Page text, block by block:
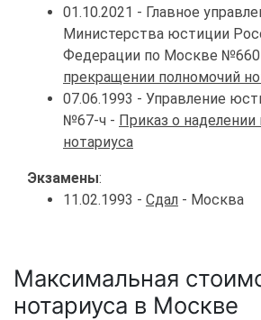
01.10.2021 - Главное
Министерства юстиции
Федерации по Москве
прекращении полномочий
07.06.1993 - Управление
№67-ч - Приказ о
нотариуса
Экзамены:
11.02.1993 - Сдал - Москва
Максимальная
нотариуса в Москве